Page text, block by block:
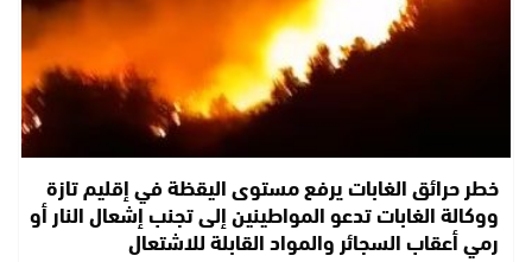
خطر حرائق الغابات يرفع مستوى اليقظة في إقليم تازة
ووكالة الغابات تدعو المواطينين إلى تجنب إشعال النار أو
رمي أعقاب السجائر والمواد القابلة للاشتعال